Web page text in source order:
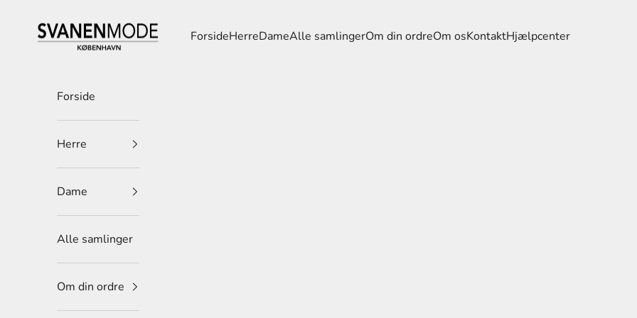
Svanen Mode
ForsideHerreDameAlle samlingerOm din ordreOm osKontaktHjælpcenter
Forside
Herre
Dame
Alle samlinger
Om din ordre